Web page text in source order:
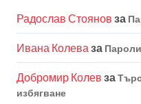
Радослав Стоянов за
Ивана Колеваза
Добромир Колев за
избягване